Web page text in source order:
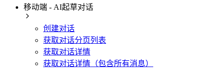
移动端 - AI起草对话
创建对话
获取对话分页列表
获取对话详情
获取对话详情（包含所有消息）